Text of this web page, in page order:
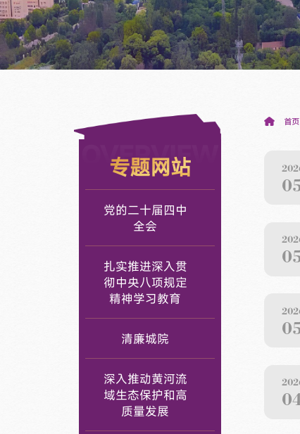
OVERVIEW
专题网站
党的二十届四中
全会
扎实推进深入贯
彻中央八项规定
精神学习教育
清廉城院
深入推动黄河流
域生态保护和高
质量发展
首页